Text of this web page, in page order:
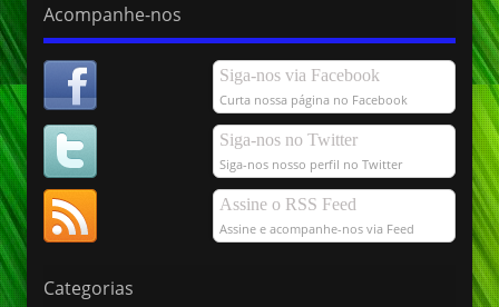
Acompanhe-nos
Siga-nos via Facebook
Curta nossa página no Facebook
Siga-nos no Twitter
Siga-nos nosso perfil no Twitter
Assine o RSS Feed
Assine e acompanhe-nos via Feed
Categorias